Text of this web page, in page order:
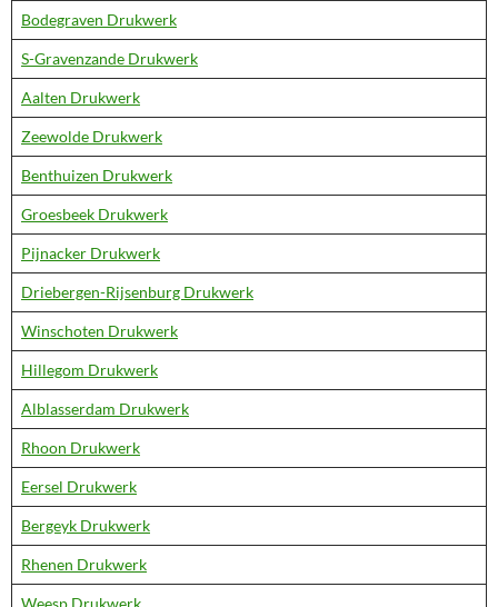
Bodegraven Drukwerk
S-Gravenzande Drukwerk
Aalten Drukwerk
Zeewolde Drukwerk
Benthuizen Drukwerk
Groesbeek Drukwerk
Pijnacker Drukwerk
Driebergen-Rijsenburg Drukwerk
Winschoten Drukwerk
Hillegom Drukwerk
Alblasserdam Drukwerk
Rhoon Drukwerk
Eersel Drukwerk
Bergeyk Drukwerk
Rhenen Drukwerk
Weesp Drukwerk